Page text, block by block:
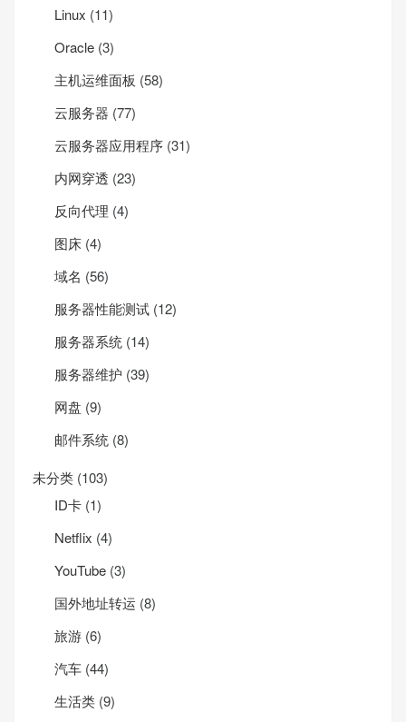
Linux (11)
Oracle (3)
主机运维面板 (58)
云服务器 (77)
云服务器应用程序 (31)
内网穿透 (23)
反向代理 (4)
图床 (4)
域名 (56)
服务器性能测试 (12)
服务器系统 (14)
服务器维护 (39)
网盘 (9)
邮件系统 (8)
未分类 (103)
ID卡 (1)
Net­flix (4)
YouTube (3)
国外地址转运 (8)
旅游 (6)
汽车 (44)
生活类 (9)